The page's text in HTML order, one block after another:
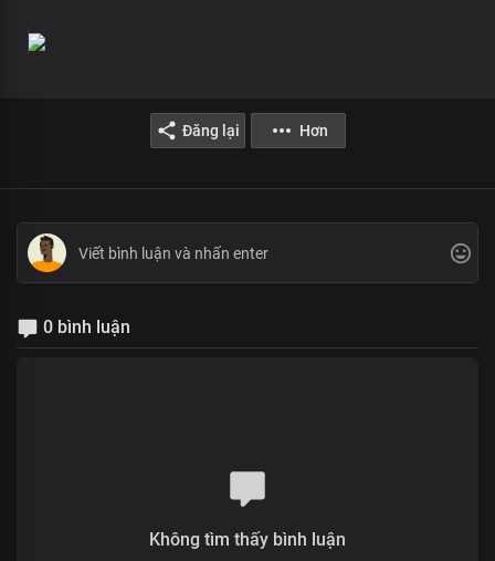
Đăng lại Hơn
0 bình luận
Không tìm thấy bình luận